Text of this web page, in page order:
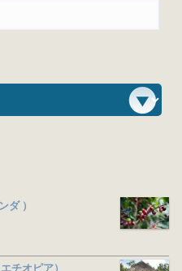
ダ ）
チオピア）